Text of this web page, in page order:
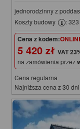
jednorodzinny z
Koszty budowy
:
Cena z kodem:
5 420 zł
na zamówienia przez
Cena regularna
Najniższa cena z 30